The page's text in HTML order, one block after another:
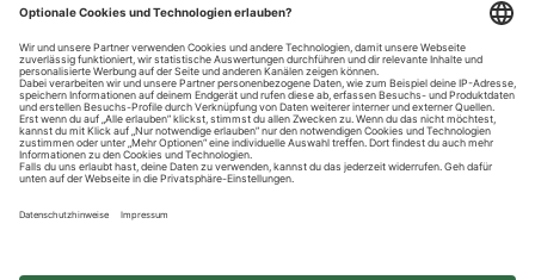
Datenschutzhinweise
Impressum
Privatsphäre-Einstellungen